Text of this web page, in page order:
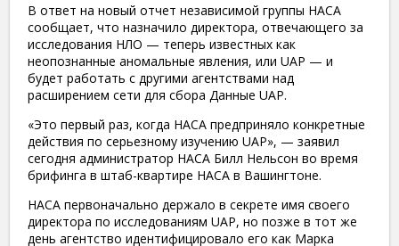
В ответ на новый отчет независимой группы НАСА
сообщает, что назначило директора, отвечающего за
исследования НЛО — теперь известных как
неопознанные аномальные явления, или UAP — и
будет работать с другими агентствами над
расширением сети для сбора Данные UAP.
«Это первый раз, когда НАСА предприняло конкретные
действия по серьезному изучению UAP», — заявил
сегодня администратор НАСА Билл Нельсон во время
брифинга в штаб-квартире НАСА в Вашингтоне.
НАСА первоначально держало в секрете имя своего
директора по исследованиям UAP, но позже в тот же
день агентство идентифицировало его как Марка